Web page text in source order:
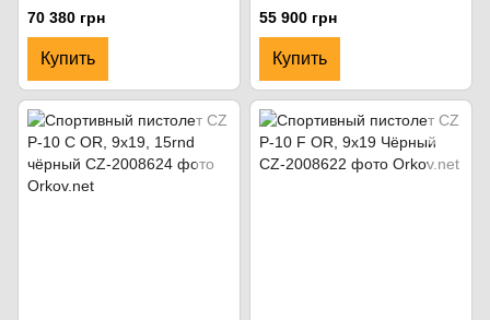
70 380 грн
Купить
55 900 грн
Купить